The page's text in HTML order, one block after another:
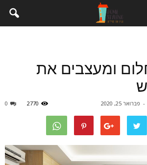
ומעצבים את
- פברואר 25, 2020 0 2770